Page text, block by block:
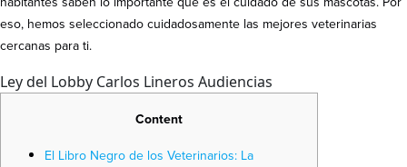
eso, hemos seleccionado cuidadosamente las mejores veterinarias
cercanas para ti.
Ley del Lobby Carlos Lineros Audiencias
Content
El Libro Negro de los Veterinarios: La